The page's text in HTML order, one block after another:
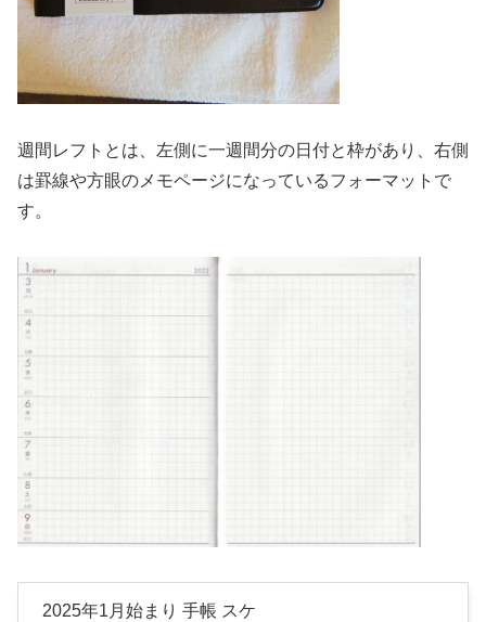
週間レフトとは、左側に一週間分の日付と枠があり、右側
は罫線や方眼のメモページになっているフォーマットで
す。
2025年1月始まり 手帳 スケ